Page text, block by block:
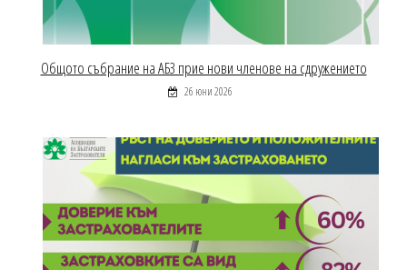
Общото събрание на АБЗ прие нови членове на сдружението
26 юни 2026